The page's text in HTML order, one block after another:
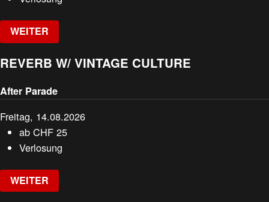
WEITER
REVERB W/ VINTAGE CULTURE
After Parade
Freitag, 14.08.2026
abCHF 25
Verlosung
WEITER